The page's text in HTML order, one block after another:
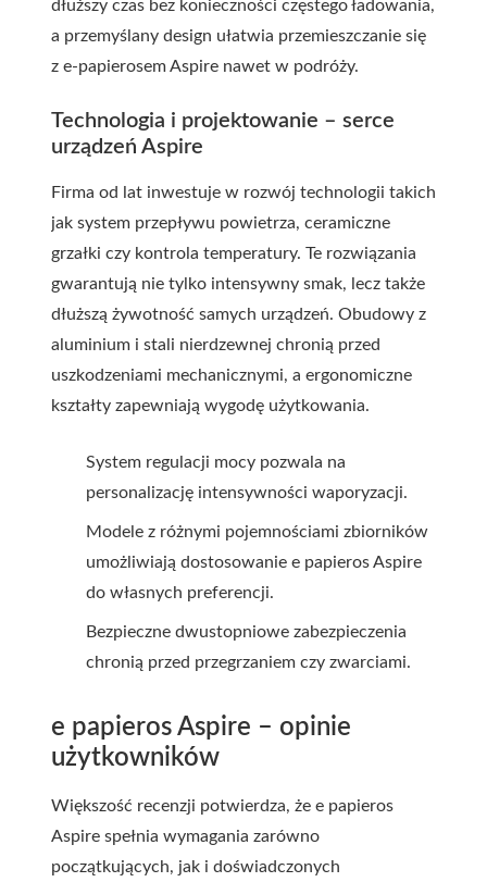
dłuższy czas bez konieczności częstego ładowania,
a przemyślany design ułatwia przemieszczanie się
z e-papierosem Aspire nawet w podróży.
Technologia i projektowanie – serce
urządzeń Aspire
Firma od lat inwestuje w rozwój technologii takich
jak system przepływu powietrza, ceramiczne
grzałki czy kontrola temperatury. Te rozwiązania
gwarantują nie tylko intensywny smak, lecz także
dłuższą żywotność samych urządzeń. Obudowy z
aluminium i stali nierdzewnej chronią przed
uszkodzeniami mechanicznymi, a ergonomiczne
kształty zapewniają wygodę użytkowania.
System regulacji mocy pozwala na
personalizację intensywności waporyzacji.
Modele z różnymi pojemnościami zbiorników
umożliwiają dostosowanie e papieros Aspire
do własnych preferencji.
Bezpieczne dwustopniowe zabezpieczenia
chronią przed przegrzaniem czy zwarciami.
e papieros Aspire – opinie
użytkowników
Większość recenzji potwierdza, że e papieros
Aspire spełnia wymagania zarówno
początkujących, jak i doświadczonych